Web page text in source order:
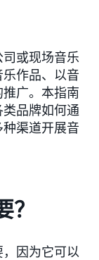
或现场音乐
作品、以音
广。本指南
品牌如何通
渠道开展音
因为它可以